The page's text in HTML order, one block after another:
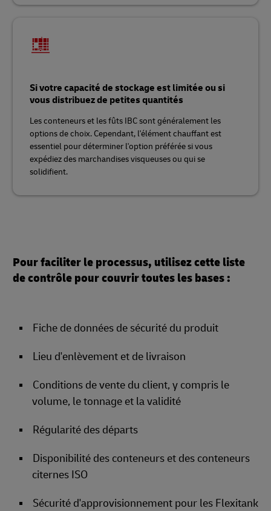
Si votre capacité de stockage est limitée ou si
vous distribuez de petites quantités
Les conteneurs et les fûts IBC sont généralement les
options de choix. Cependant, l'élément chauffant est
essentiel pour déterminer l'option préférée si vous
expédiez des marchandises visqueuses ou qui se
solidifient.
Pour faciliter le processus, utilisez cette liste
de contrôle pour couvrir toutes les bases :
Fiche de données de sécurité du produit
Lieu d'enlèvement et de livraison
Conditions de vente du client, y compris le
volume, le tonnage et la validité
Régularité des départs
Disponibilité des conteneurs et des conteneurs
citernes ISO
Sécurité d'approvisionnement pour les Flexitank